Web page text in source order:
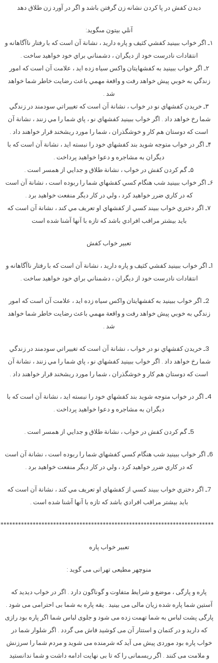
ديدن کفش در پا کردن نشانه زن گرفتن باشد و اگر در آورد زن طلاق دهد
آنلي بيتون مى‏گويد:
۱ـ اگر خواب ببينيد كفشي كثيف و پاره داريد ، نشانة آن است كه با رفتار ناآگاهانه و
انتقادات نادرست خود از ديگران ، دشمناني براي خود خواهيد ساخت .
۲ـ اگر خواب ببينيد به كفشهايتان واكس سياه زده ايد ، علامت آن است كه امور
زندگي به خوبي پيش خواهد رفت و واقعة مهمي باعث رضايت خاطر شما خواهد
شد .
۳ـ خريدن كفشهاي نو در خواب ، نشانة آن است كه تغييراتي سودمند در زندگي
شما رخ خواهد داد . اگر خواب ببينيد كفشهاي نو ، پاي شما را مي زنند ، نشانة آن
است كه دوستان هم كار و خوشگذران ، شما را مورد ريشخند قرار خواهند داد .
۴ـ اگر در خواب متوجه شويد بند كفشهاي خود را نبسته ايد ، نشانة آن است كه با
ديگران به مشاجره و دعوا خواهيد پرداخت .
۵ـ گم كردن كفش در خواب ، نشانة طلاق و جدايي از همسر است .
۶ـ اگر خواب ببينيد شب هنگام كسي كفشهاي شما را ربوده است ، نشانة آن است
كه در كاري ضرر خواهيد كرد ، ولي در كار ديگر منفعت خواهيد برد .
۷ـ اگر دختري خواب ببيند كسي از كفشهاي او تعريف مي كند ، نشانة آن است كه
بايد بيشتر مراقب افرادي باشد كه تازه با آنها آشنا شده است
تعبیر خواب کفش
1ـ اگر خواب ببينيد كفشي كثيف و پاره داريد ، نشانة آن است كه با رفتار ناآگاهانه و
انتقادات نادرست خود از ديگران ، دشمناني براي خود خواهيد ساخت .
2ـ اگر خواب ببينيد به كفشهايتان واكس سياه زده ايد ، علامت آن است كه امور
زندگي به خوبي پيش خواهد رفت و واقعة مهمي باعث رضايت خاطر شما خواهد
شد .
3ـ خريدن كفشهاي نو در خواب ، نشانة آن است كه تغييراتي سودمند در زندگي
شما رخ خواهد داد . اگر خواب ببينيد كفشهاي نو ، پاي شما را مي زنند ، نشانة آن
است كه دوستان هم كار و خوشگذران ، شما را مورد ريشخند قرار خواهند داد .
4ـ اگر در خواب متوجه شويد بند كفشهاي خود را نبسته ايد ، نشانة آن است كه با
ديگران به مشاجره و دعوا خواهيد پرداخت .
5ـ گم كردن كفش در خواب ، نشانة طلاق و جدايي از همسر است .
6ـ اگر خواب ببينيد شب هنگام كسي كفشهاي شما را ربوده است ، نشانة آن است
كه در كاري ضرر خواهيد كرد ، ولي در كار ديگر منفعت خواهيد برد .
7ـ اگر دختري خواب ببيند كسي از كفشهاي او تعريف مي كند ، نشانة آن است كه
بايد بيشتر مراقب افرادي باشد كه تازه با آنها آشنا شده است .
تعبیر خواب پاره
منوچهر مطیعی تهرانی می گوید :
پاره و پارگی ، موضع و شرایط متفاوت و گوناگون دارد . اگر در خواب دیدید که
آستین شما پاره شده زیان مالی می بینید . یقه پاره به شما بی احترامی می شود .
پارگی پشت لباس به شما تهمت زده می شود و جلوی لباس شما اگر پاره بود رازی
که دارید و در کتمان و استتار آن می کوشید فاش می گردد . اگر شلوار شما در
خواب پاره بود موردی پیش می آید که شرمنده می شوید و مردم شما را سرزنش
و ملامت می کنند . اگر ریسمانی را که تا بی نهایت ادامه داشت و شما ندانستید